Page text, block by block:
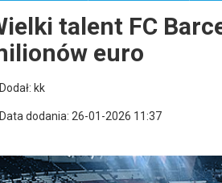
talent FC
euro
Dodał: kk
Data dodania: 26-01-2026 11:37